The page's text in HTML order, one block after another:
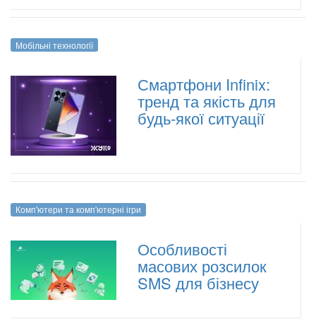
Мобільні технології
Смартфони Infinix:
тренд та якість для
будь-якої ситуації
Комп'ютери та комп'ютерні ігри
Особливості
масових розсилок
SMS для бізнесу